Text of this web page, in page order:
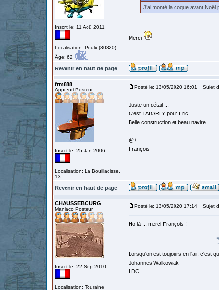
Inscrit le: 11 Aoû 2011
Localisation: Poulx (30320)
Âge: 62
J’ai monté la coque avant
Merci
Revenir en haut de page
frm888
Apprenti Posteur
Inscrit le: 25 Jan 2006
Localisation: La Bouilladisse,
13
Posté le: 13/05/2020 16:01 Sujet
Juste un détail ...
C'est TABARLY pour Eric.
Belle construction et beau navire.
@+
François
Revenir en haut de page
CHAUSSEBOURG
Maniaco Posteur
Inscrit le: 22 Sep 2010
Localisation: Touraine
Posté le: 13/05/2020 17:14 Sujet
Ho là ... merci François !
Lorsqu'on est toujours en l'air, c'est
Johannes Walkowiak
LDC